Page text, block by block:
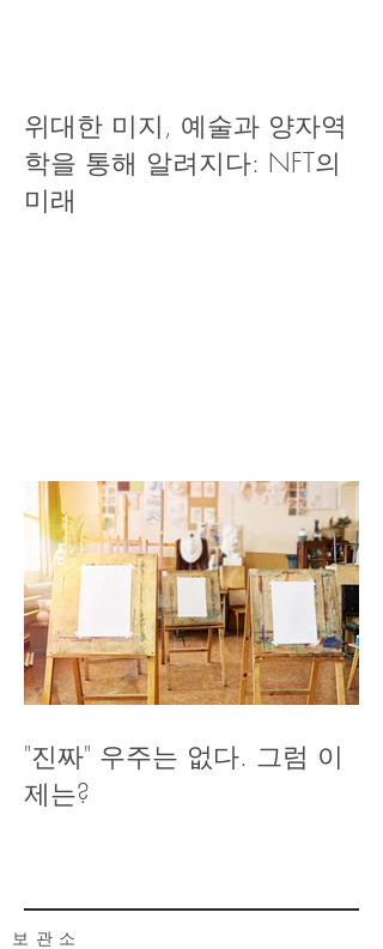
위대한 미지, 예술과 양자역
학을 통해 알려지다: NFT의
미래
"진짜" 우주는 없다. 그럼 이
제는?
보관소